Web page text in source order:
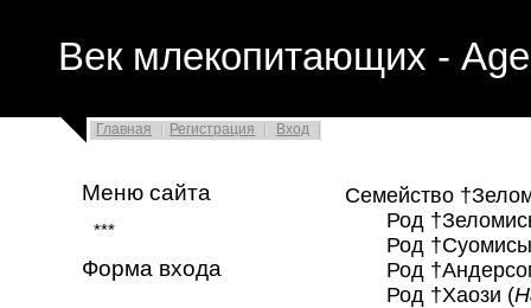
Век млекопитающих -
Главная Регистрация Вход
Меню сайта
***
Форма входа
Семейство
Род
Род †Суомисы
Род
Род †Хаози (